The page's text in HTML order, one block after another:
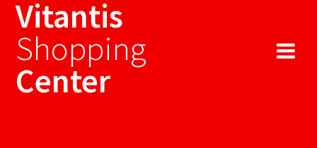
Vitantis
Shopping
Center